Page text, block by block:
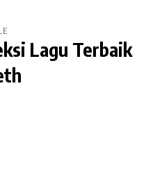
Lagu Terbaik